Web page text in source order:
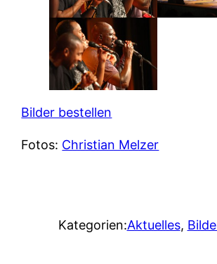
Bilder bestellen
Fotos: Christian Melzer
Kategorien:Aktuelles,